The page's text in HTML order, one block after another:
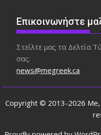
Επικοινωνήστε
Στείλτε μας τα Δελτία
σας:
news@megreek.ca
Copyright © 2013-2026